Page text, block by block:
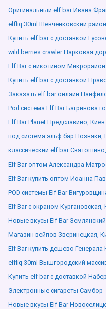
Оригинальный elf bar Ивана
elfliq 30ml Шевченковский
Купить elf bar с доставкой
wild berries crawler Парковая
Elf Bar с никотином
Купить elf bar с доставкой
Заказать elf bar онлайн
Pod система Elf Bar Багринова
Elf Bar Planet Предславино, Киев
под система эльф бар Позняки,
классический elf bar
Elf Bar оптом Александра
Elf Bar купить оптом Иоанна
POD системы Elf Bar
Elf Bar с экраном Кургановская,
Новые вкусы Elf Bar
Магазин вейпов Зверинецкая,
Elf Bar купить дешево Генерала
elfliq 30ml Вышгородский
Купить elf bar с доставкой
Электронные сигареты Самбор
Новые вкусы Elf Bar